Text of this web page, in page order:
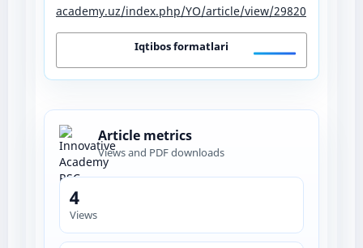
academy.uz/index.php/YO/article/view/29820
Iqtibos formatlari
Article metrics
Views and PDF downloads
4
Views